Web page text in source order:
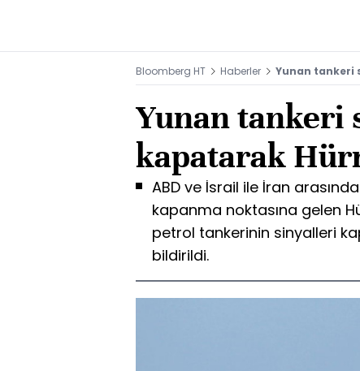
Bloomberg HT Haberler Yunan tankeri
Yunan tankeri
kapatarak
ABD ve İsrail ile İran
kapanma noktasına gelen
petrol tankerinin sinyalleri
bildirildi.